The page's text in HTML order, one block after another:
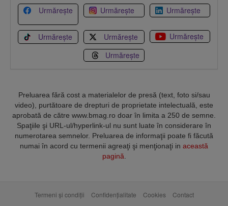
Urmărește Urmărește Urmărește
Urmărește Urmărește
Urmărește
Urmărește
Preluarea fără cost a materialelor de presă (text, foto si/sau
video), purtătoare de drepturi de proprietate intelectuală, este
aprobată de către www.bmag.ro doar în limita a 250 de semne.
Spaţiile şi URL-ul/hyperlink-ul nu sunt luate în considerare în
numerotarea semnelor. Preluarea de informaţii poate fi făcută
numai în acord cu termenii agreaţi şi menţionaţi in această
pagină
Termeni și condiții Confidențialitate Cookies Contact